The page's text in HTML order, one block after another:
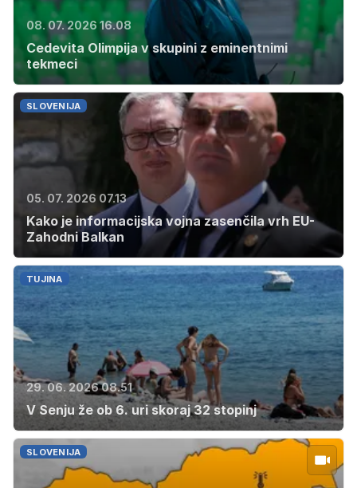
08. 07. 2026 16.08
Cedevita Olimpija v skupini z eminentnimi
tekmeci
SLOVENIJA
05. 07. 2026 07.13
Kako je informacijska vojna zasenčila vrh EU-
Zahodni Balkan
TUJINA
29. 06. 2026 08.51
V Senju že ob 6. uri skoraj 32 stopinj
SLOVENIJA